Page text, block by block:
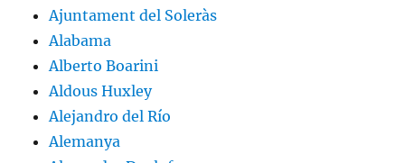
Ajuntament del Soleràs
Alabama
Alberto Boarini
Aldous Huxley
Alejandro del Río
Alemanya